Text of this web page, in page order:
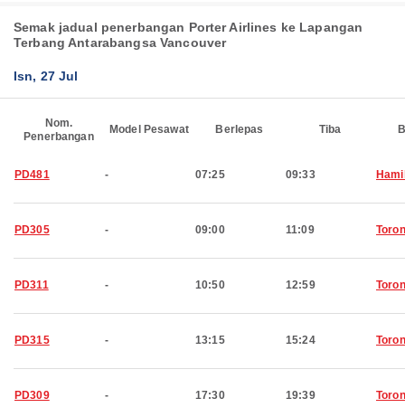
Semak jadual penerbangan Porter Airlines ke Lapangan
Terbang Antarabangsa Vancouver
Isn, 27 Jul
Nom.
Penerbangan
Model Pesawat Berlepas Tiba
PD481 - 07:25 09:33
PD305 - 09:00 11:09
PD311 - 10:50 12:59
PD315 - 13:15 15:24
PD309 - 17:30 19:39